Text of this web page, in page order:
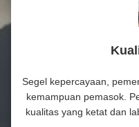
Segel kepercayaan,
kemampuan pemasok.
kualitas yang ketat dan